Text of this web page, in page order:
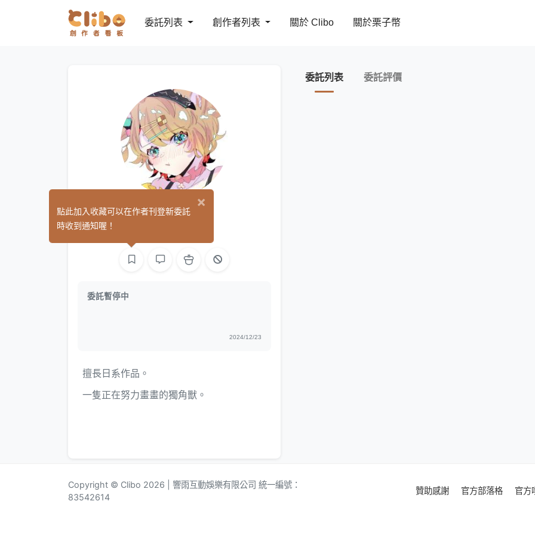
委託列表 創作者列表 關於 Clibo 關於栗子幣
PAMOmi
委託暫停中
2024/12/23
擅長日系作品。
一隻正在努力畫畫的獨角獸。
委託列表 委託評價
Copyright © Clibo 2026 | 響雨互動娛樂有限公司 統一編號：
83542614
贊助感謝 官方部落格 官方
×
點此加入收藏可以在作者刊登新委託
時收到通知喔！